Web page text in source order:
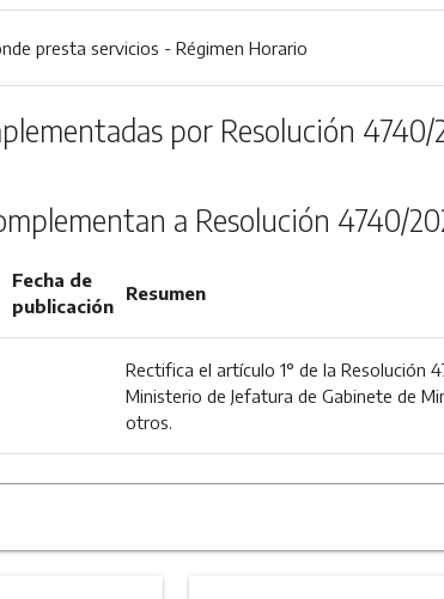
presta servicios - Régimen Horario
por Resolución 4740/
a Resolución 4740/
Fecha de
publicación
Resumen
Rectifica el artículo 1° de la Resolución
Ministerio de Jefatura de Gabinete de
otros.